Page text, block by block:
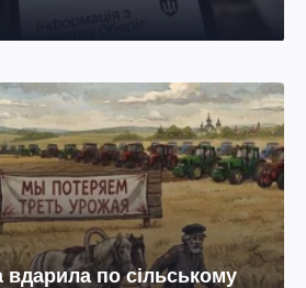
вдарила по сільському